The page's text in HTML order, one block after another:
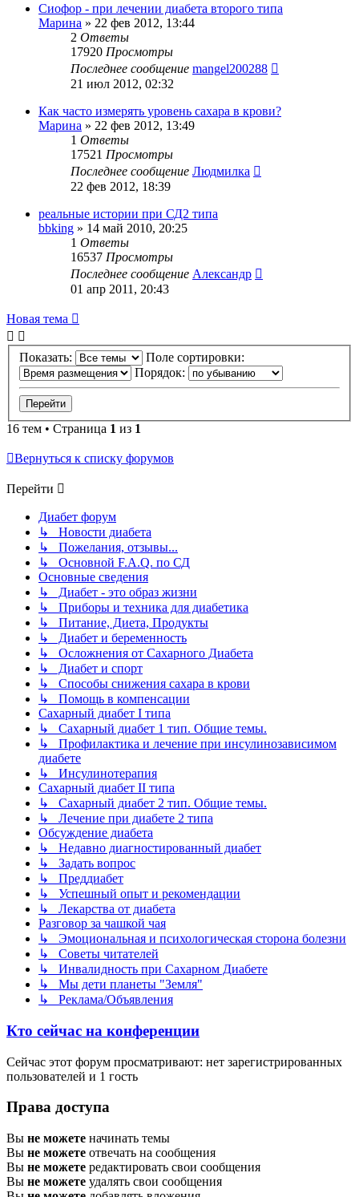
Сиофор - при лечении диабета второго типа
Марина » 22 фев 2012, 13:44
2 Ответы
17920 Просмотры
Последнее сообщение mangel200288
21 июл 2012, 02:32
Как часто измерять уровень сахара в крови?
Марина » 22 фев 2012, 13:49
1 Ответы
17521 Просмотры
Последнее сообщение Людмилка
22 фев 2012, 18:39
реальные истории при СД2 типа
bbking » 14 май 2010, 20:25
1 Ответы
16537 Просмотры
Последнее сообщение Александр
01 апр 2011, 20:43
Новая тема
Показать:
Поле сортировки:
Порядок:
16 тем • Страница 1 из 1
Вернуться к списку форумов
Перейти
Диабет форум
↳ Новости диабета
↳ Пожелания, отзывы...
↳ Основной F.A.Q. по СД
Основные сведения
↳ Диабет - это образ жизни
↳ Приборы и техника для диабетика
↳ Питание, Диета, Продукты
↳ Диабет и беременность
↳ Осложнения от Сахарного Диабета
↳ Диабет и спорт
↳ Способы снижения сахара в крови
↳ Помощь в компенсации
Сахарный диабет I типа
↳ Сахарный диабет 1 тип. Общие темы.
↳ Профилактика и лечение при инсулинозависимом
диабете
↳ Инсулинотерапия
Сахарный диабет II типа
↳ Сахарный диабет 2 тип. Общие темы.
↳ Лечение при диабете 2 типа
Обсуждение диабета
↳ Недавно диагностированный диабет
↳ Задать вопрос
↳ Преддиабет
↳ Успешный опыт и рекомендации
↳ Лекарства от диабета
Разговор за чашкой чая
↳ Эмоциональная и психологическая сторона болезни
↳ Советы читателей
↳ Инвалидность при Сахарном Диабете
↳ Мы дети планеты "Земля"
↳ Реклама/Объявления
Кто сейчас на конференции
Сейчас этот форум просматривают: нет зарегистрированных
пользователей и 1 гость
Права доступа
Вы не можете начинать темы
Вы не можете отвечать на сообщения
Вы не можете редактировать свои сообщения
Вы не можете удалять свои сообщения